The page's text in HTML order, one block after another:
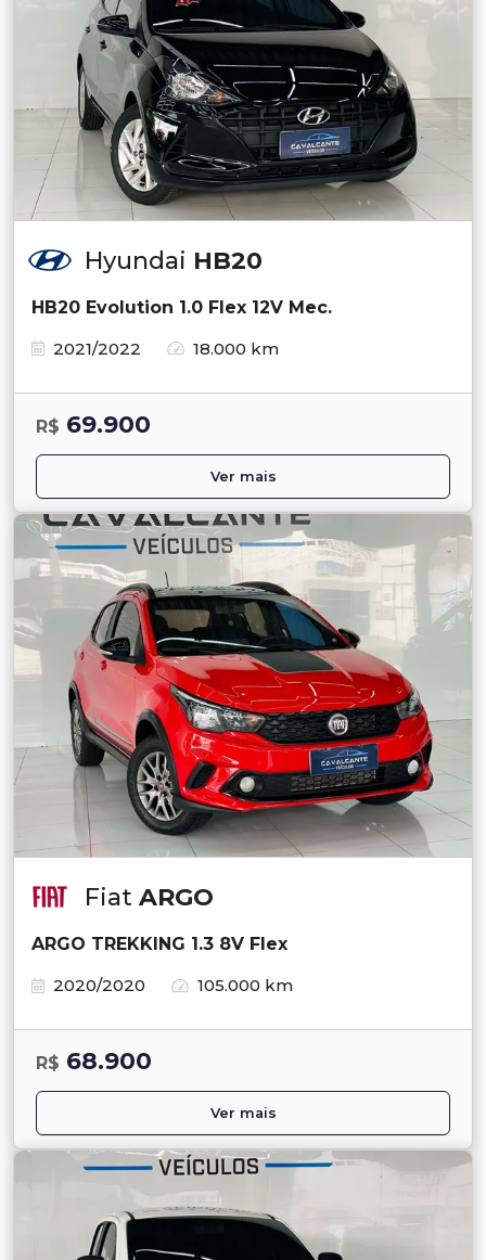
Hyundai HB20
HB20 Evolution 1.0 Flex 12V Mec.
2021/2022
18.000 km
R$ 69.900
Ver mais
Fiat ARGO
ARGO TREKKING 1.3 8V Flex
2020/2020
105.000 km
R$ 68.900
Ver mais